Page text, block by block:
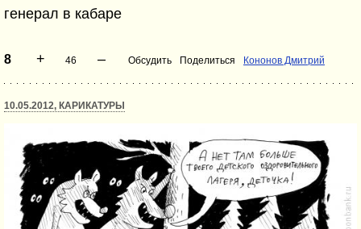
генерал в кабаре
8 + 46 – Обсудить Поделиться Кононов Дмитрий
10.05.2012, КАРИКАТУРЫ